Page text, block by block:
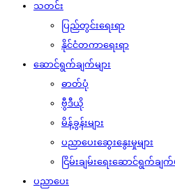
သတင်း
ပြည်တွင်းရေးရာ
နိုင်ငံတကာရေးရာ
ဆောင်ရွက်ချက်များ
ဓာတ်ပုံ
ဗွီဒီယို
မိန့်ခွန်းများ
ပညာပေးဆွေးနွေးမှုများ
ငြိမ်းချမ်းရေးဆောင်ရွက်ချက်
ပညာပေး